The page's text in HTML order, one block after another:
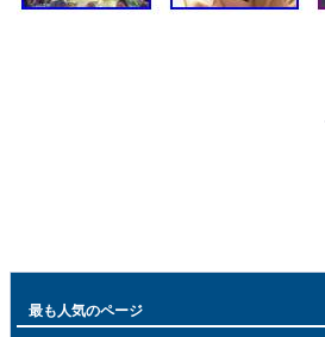
最も人気のページ